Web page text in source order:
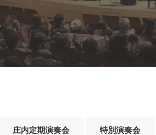
動画で見る山響
団体情報
庄内定期演奏会 特別演奏会